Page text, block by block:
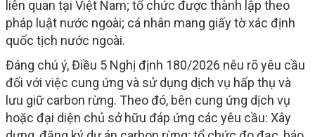
liên quan tại Việt Nam; tổ chức được thành lập theo
pháp luật nước ngoài; cá nhân mang giấy tờ xác định
quốc tịch nước ngoài.
Đáng chú ý, Điều 5 Nghị định 180/2026 nêu rõ yêu cầu
đối với việc cung ứng và sử dụng dịch vụ hấp thụ và
lưu giữ carbon rừng. Theo đó, bên cung ứng dịch vụ
hoặc đại diện chủ sở hữu đáp ứng các yêu cầu: Xây